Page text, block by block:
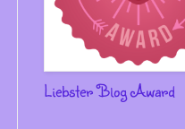
Liebster Blog Award